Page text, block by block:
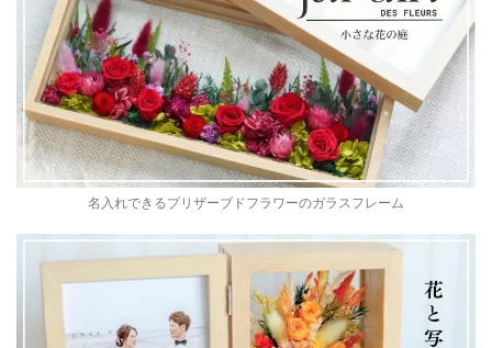
名入れできるプリザーブドフラワーのガラスフレーム